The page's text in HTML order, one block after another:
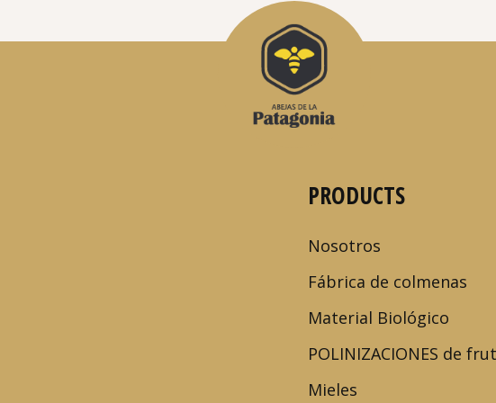
PRODUCTS
Nosotros
Fábrica de colmenas
Material Biológico
POLINIZACIONES de
Mieles